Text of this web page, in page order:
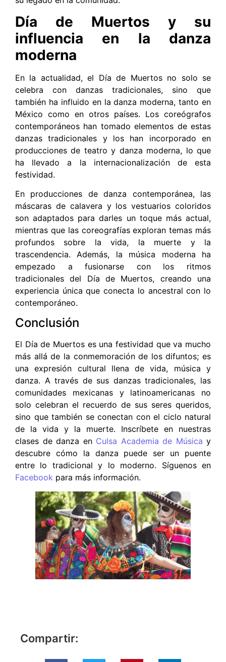
Día de Muertos y su
influencia en la danza
moderna
En la actualidad, el Día de Muertos no solo se
celebra con danzas tradicionales, sino que
también ha influido en la danza moderna, tanto en
México como en otros países. Los coreógrafos
contemporáneos han tomado elementos de estas
danzas tradicionales y los han incorporado en
producciones de teatro y danza moderna, lo que
ha llevado a la internacionalización de esta
festividad.
En producciones de danza contemporánea, las
máscaras de calavera y los vestuarios coloridos
son adaptados para darles un toque más actual,
mientras que las coreografías exploran temas más
profundos sobre la vida, la muerte y la
trascendencia. Además, la música moderna ha
empezado a fusionarse con los ritmos
tradicionales del Día de Muertos, creando una
experiencia única que conecta lo ancestral con lo
contemporáneo.
Conclusión
El Día de Muertos es una festividad que va mucho
más allá de la conmemoración de los difuntos; es
una expresión cultural llena de vida, música y
danza. A través de sus danzas tradicionales, las
comunidades mexicanas y latinoamericanas no
solo celebran el recuerdo de sus seres queridos,
sino que también se conectan con el ciclo natural
de la vida y la muerte. Inscríbete en nuestras
clases de danza en Culsa Academia de Música y
descubre cómo la danza puede ser un puente
entre lo tradicional y lo moderno. Síguenos en
Facebook para más información.
Compartir: